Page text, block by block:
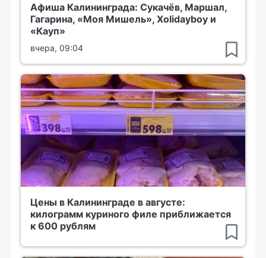
Афиша Калининграда: Сукачёв, Маршал,
Гагарина, «Моя Мишель», Xolidayboy и
«Кауп»
вчера, 09:04
Цены в Калининграде в августе:
килограмм куриного филе приближается
к 600 рублям